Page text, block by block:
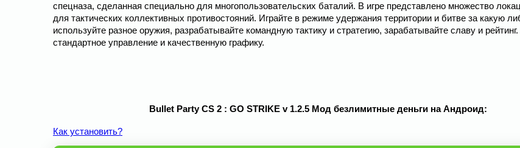
спецназа, сделанная специально для многопользовательских баталий. В игре представлено множество
для тактических коллективных противостояний. Играйте в режиме удержания территории и битве за какую
используйте разное оружия, разрабатывайте командную тактику и стратегию, зарабатывайте славу и
стандартное управление и качественную графику.
Bullet Party CS 2 : GO STRIKE v 1.2.5 Мод безлимитные деньги на Андроид:
Как установить?